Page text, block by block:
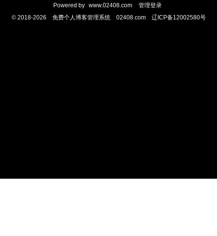
Powered by www.02408.com
管理登录
© 2018-2026 免费个人博客管理系统 02408.com 辽ICP备12002580号